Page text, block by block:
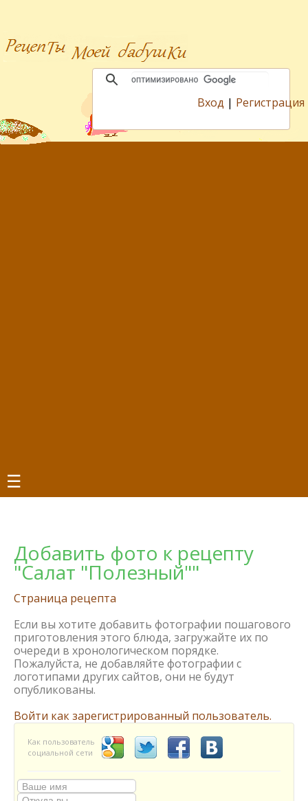
Вход | Регистрация
☰
Добавить фото к рецепту
"Салат "Полезный""
Страница рецепта
Если вы хотите добавить фотографии пошагового
приготовления этого блюда, загружайте их по
очереди в хронологическом порядке.
Пожалуйста, не добавляйте фотографии с
логотипами других сайтов, они не будут
опубликованы.
Войти как зарегистрированный пользователь.
Как пользователь
социальной сети